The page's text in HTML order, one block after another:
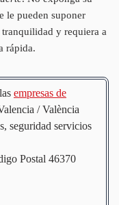
le pueden suponer
y requiera a
rápida.
empresas de
/ València
seguridad servicios
Postal 46370